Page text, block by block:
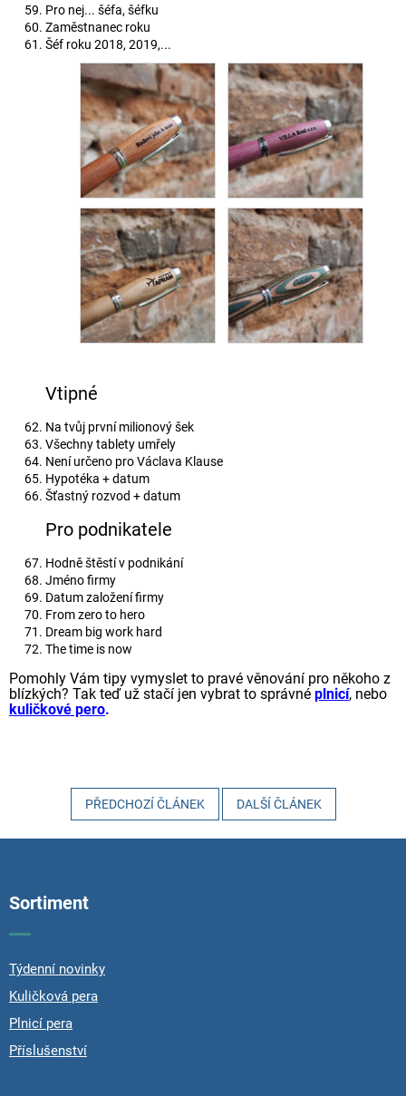
Pro nej... šéfa, šéfku
Zaměstnanec roku
Šéf roku 2018, 2019,...
Vtipné
Na tvůj první milionový šek
Všechny tablety umřely
Není určeno pro Václava Klause
Hypotéka + datum
Šťastný rozvod + datum
Pro podnikatele
Hodně štěstí v podnikání
Jméno firmy
Datum založení firmy
From zero to hero
Dream big work hard
The time is now
Pomohly Vám tipy vymyslet to pravé věnování pro někoho z
blízkých? Tak teď už stačí jen vybrat to správné plnicí, nebo
kuličkové pero.
PŘEDCHOZÍ ČLÁNEK DALŠÍ ČLÁNEK
Sortiment
Týdenní novinky
Kuličková pera
Plnicí pera
Příslušenství